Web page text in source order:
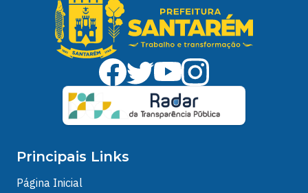
Principais Links
Página Inicial